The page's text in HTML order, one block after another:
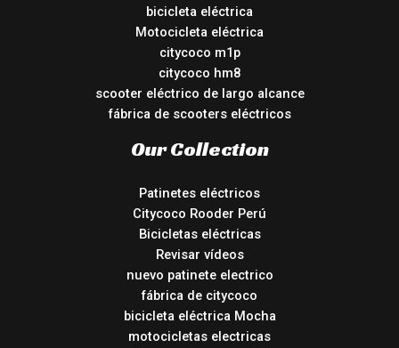
bicicleta eléctrica
Motocicleta eléctrica
citycoco m1p
citycoco hm8
scooter eléctrico de largo alcance
fábrica de scooters eléctricos
Our Collection
Patinetes eléctricos
Citycoco Rooder Perú
Bicicletas eléctricas
Revisar vídeos
nuevo patinete electrico
fábrica de citycoco
bicicleta eléctrica Mocha
motocicletas electricas